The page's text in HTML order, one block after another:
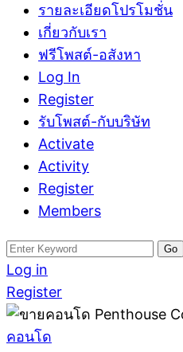
รายละเอียดโปรโมชั่น
เกี่ยวกับเรา
ฟรีโพสต์-อสังหา
Log In
Register
รับโพสต์-กับบริษัท
Activate
Activity
Register
Members
Search
for:
Log in
Register
คอนโด